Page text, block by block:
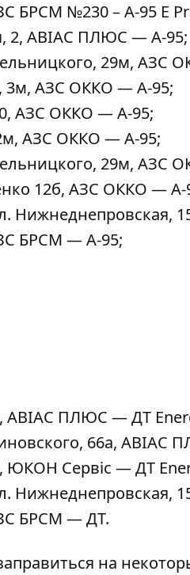
БРСМ №230 – A-95 E
2, АВІАС ПЛЮС — A-95;
29м, АЗС
3м, АЗС ОККО — A-95;
АЗС ОККО — A-95;
АЗС ОККО — A-95;
29м, АЗС
12б, АЗС ОККО — A-
Нижнеднепровская,
БРСМ — A-95;
АВІАС ПЛЮС — ДТ
66а, АВІАС
ЮКОН Сервіс — ДТ
Нижнеднепровская,
БРСМ — ДТ.
на